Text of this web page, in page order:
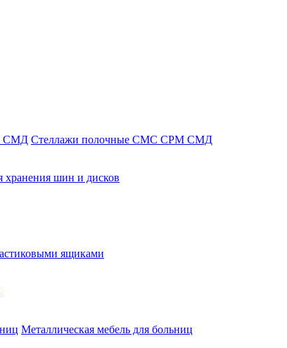
Стеллажи полочные СМС СРМ СМД
хранения шин и дисков
ящиками
Металлическая мебель для больниц